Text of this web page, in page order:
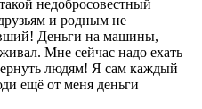
недобросовестный
и родным не
Деньги на машины,
Мне сейчас надо ехать
людям! Я сам каждый
ещё от меня деньги